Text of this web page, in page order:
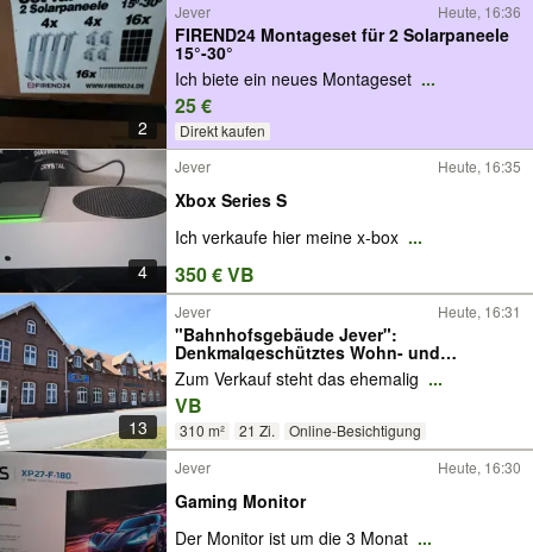
2
Jever Heute, 16:36
FIREND24 Montageset für 2 Solarpaneele
15°-30°
Ich biete ein neues Montageset ...
25 €
Direkt kaufen
4
Jever Heute, 16:35
Xbox Series S
Ich verkaufe hier meine x-box ...
350 € VB
13
Jever Heute, 16:31
"Bahnhofsgebäude Jever":
Denkmalgeschütztes Wohn- und
Geschäftshaus
Zum Verkauf steht das ehemalig ...
VB
310 m² 21 Zi. Online-Besichtigung
Jever Heute, 16:30
Gaming Monitor
Der Monitor ist um die 3 Monat ...